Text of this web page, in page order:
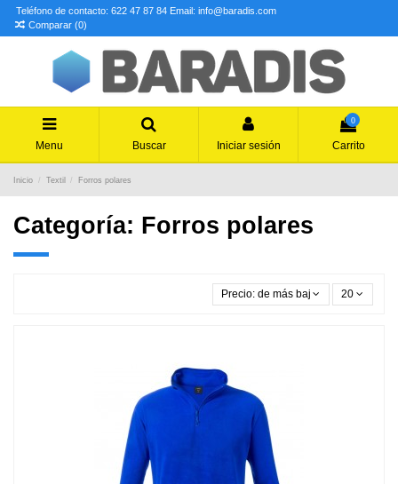
Teléfono de contacto: 622 47 87 84 Email: info@baradis.com
Comparar (0)
Menu Buscar Iniciar sesión
0
Carrito
Inicio Textil Forros polares
Categoría: Forros polares
Precio: de más bajo a más alto
20